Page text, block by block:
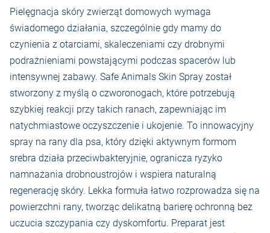
Pielęgnacja skóry zwierząt domowych wymaga
świadomego działania, szczególnie gdy mamy do
czynienia z otarciami, skaleczeniami czy drobnymi
podrażnieniami powstającymi podczas spacerów lub
intensywnej zabawy. Safe Animals Skin Spray został
stworzony z myślą o czworonogach, które potrzebują
szybkiej reakcji przy takich ranach, zapewniając im
natychmiastowe oczyszczenie i ukojenie. To innowacyjny
spray na rany dla psa, który dzięki aktywnym formom
srebra działa przeciwbakteryjnie, ogranicza ryzyko
namnażania drobnoustrojów i wspiera naturalną
regenerację skóry. Lekka formuła łatwo rozprowadza się na
powierzchni rany, tworząc delikatną barierę ochronną bez
uczucia szczypania czy dyskomfortu. Preparat jest